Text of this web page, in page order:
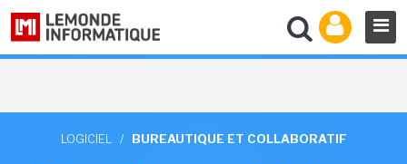
LOGICIEL / BUREAUTIQUE ET COLLABORATIF